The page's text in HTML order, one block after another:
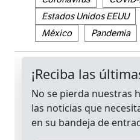
Estados Unidos EEUU
México
Pandemia